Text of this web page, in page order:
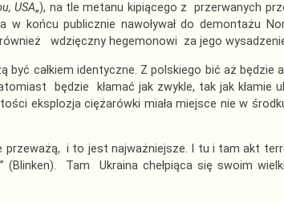
USA„), na tle metanu kipiącego z przerwanych
końcu publicznie nawoływał do demontażu
również wdzięczny hegemonowi za jego
całkiem identyczne. Z polskiego bić aż
będzie kłamać jak zwykle, tak jak kłamie
eksplozja ciężarówki miała miejsce nie w
i to jest najważniejsze. I tu i tam akt
(Blinken). Tam Ukraina chełpiąca się swoim